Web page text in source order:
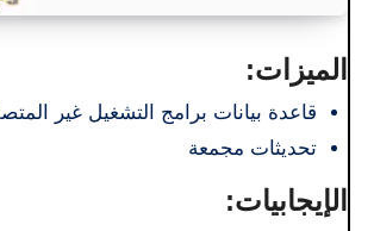
الميزات:
قاعدة بيانات برامج التشغيل غير
تحديثات مجمعة
الإيجابيات: